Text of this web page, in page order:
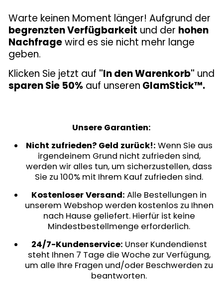
Warte keinen Moment länger! Aufgrund der
begrenzten Verfügbarkeit und der hohen
Nachfragewird es sie nicht mehr lange
geben.
Klicken Sie jetzt auf "In den Warenkorb" und
sparen Sie 50% auf unseren GlamStick™.
Unsere Garantien:
Nicht zufrieden? Geld zurück!: Wenn Sie aus
irgendeinem Grund nicht zufrieden sind,
werden wir alles tun, um sicherzustellen, dass
Sie zu 100% mit Ihrem Kauf zufrieden sind.
Kostenloser Versand: Alle Bestellungen in
unserem Webshop werden kostenlos zu Ihnen
nach Hause geliefert. Hierfür ist keine
Mindestbestellmenge erforderlich.
24/7-Kundenservice: Unser Kundendienst
steht Ihnen 7 Tage die Woche zur Verfügung,
um alle Ihre Fragen und/oder Beschwerden zu
beantworten.